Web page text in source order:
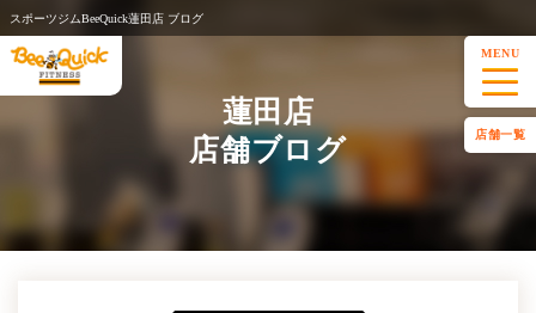
スポーツジムBeeQuick蓮田店 ブログ
MENU
店舗一覧
蓮田店
店舗ブログ